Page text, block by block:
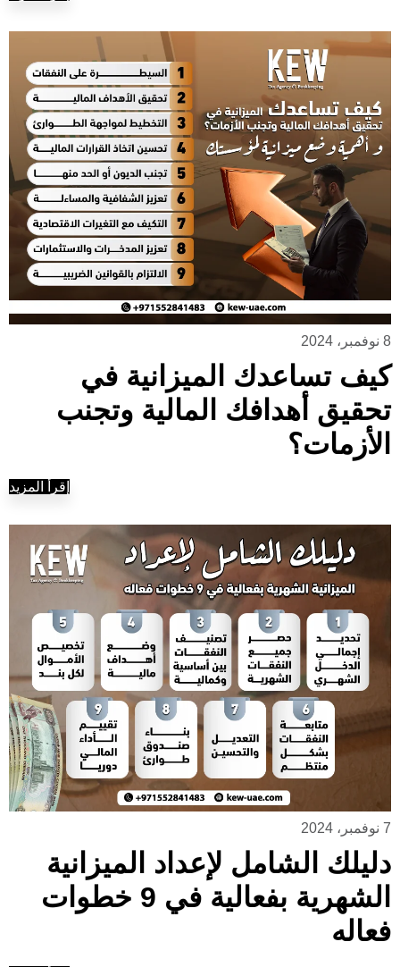
8 نوفمبر، 2024
كيف تساعدك الميزانية في
تحقيق أهدافك المالية وتجنب
الأزمات؟
إقرأ المزيد
7 نوفمبر، 2024
دليلك الشامل لإعداد الميزانية
الشهرية بفعالية في 9 خطوات
فعاله